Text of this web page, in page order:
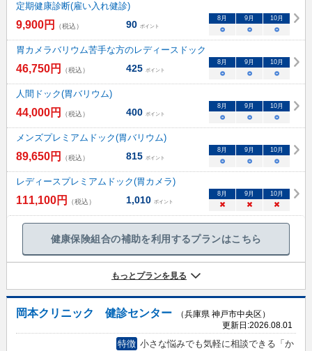
定期健康診断(雇い入れ健診)
9,900円 （税込） 90 ポイント
8月 9月 10月
○ ○ ○
胃カメラバリウム苦手な方のレディースドック
46,750円 （税込） 425 ポイント
8月 9月 10月
○ ○ ○
人間ドック(胃バリウム)
44,000円 （税込） 400 ポイント
8月 9月 10月
○ ○ ○
メンズプレミアムドック(胃バリウム)
89,650円 （税込） 815 ポイント
8月 9月 10月
○ ○ ○
レディースプレミアムドック(胃カメラ)
111,100円 （税込） 1,010 ポイント
8月 9月 10月
× × ×
健康保険組合の補助を利用するプランはこちら
もっとプランを見る
岡本クリニック 健診センター
（兵庫県 神戸市中央区）
更新日:2026.08.01
特徴 小さな悩みでも気軽に相談できる「か